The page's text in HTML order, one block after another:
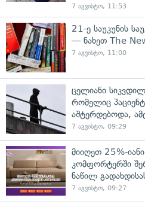
7 აგვისტო, 11:53
21-ე საუკუნის
— ნახეთ The
7 აგვისტო, 11:00
ცელიანი
რომელიც
აშტერდებოდა,
7 აგვისტო, 09:29
მიიღეთ 25%-
კომფორტერში
ნაწილ
7 აგვისტო, 09:27